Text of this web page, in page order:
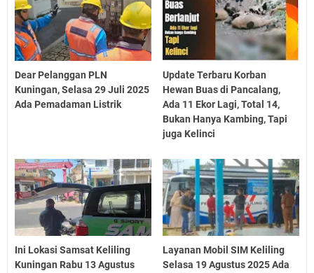
Dear Pelanggan PLN
Kuningan, Selasa 29 Juli 2025
Ada Pemadaman Listrik
Update Terbaru Korban
Hewan Buas di Pancalang,
Ada 11 Ekor Lagi, Total 14,
Bukan Hanya Kambing, Tapi
juga Kelinci
Ini Lokasi Samsat Keliling
Kuningan Rabu 13 Agustus
Layanan Mobil SIM Keliling
Selasa 19 Agustus 2025 Ada